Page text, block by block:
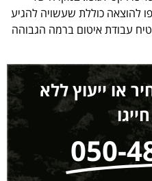
להוצאה כוללת שעשויה להגיע
מנת להבטיח עבודת איטום ברמה הגבוהה
או ייעוץ ללא
050-